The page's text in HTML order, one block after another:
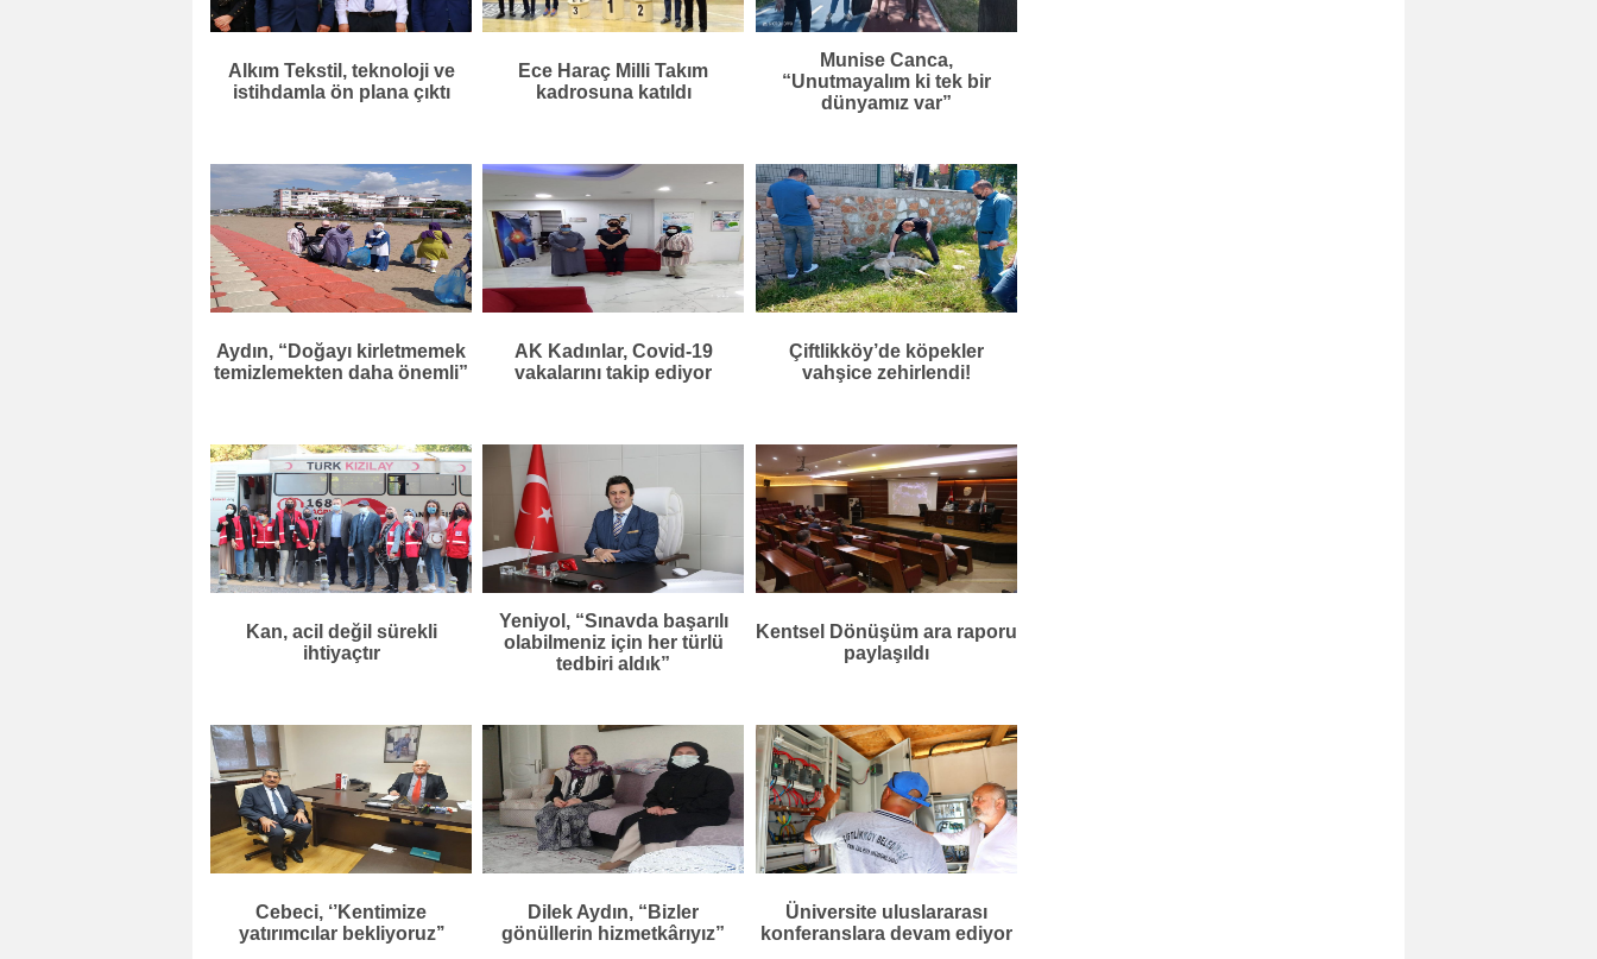
Alkım Tekstil, teknoloji ve
istihdamla ön plana çıktı
Ece Haraç Milli Takım
kadrosuna katıldı
Munise Canca,
“Unutmayalım ki tek bir
dünyamız var”
Aydın, “Doğayı kirletmemek
temizlemekten daha önemli”
AK Kadınlar, Covid-19
vakalarını takip ediyor
Çiftlikköy’de köpekler
vahşice zehirlendi!
Kan, acil değil sürekli
ihtiyaçtır
Yeniyol, “Sınavda başarılı
olabilmeniz için her türlü
tedbiri aldık”
Kentsel Dönüşüm ara raporu
paylaşıldı
Cebeci, ‘’Kentimize
yatırımcılar bekliyoruz’’
Dilek Aydın, “Bizler
gönüllerin hizmetkârıyız”
Üniversite uluslararası
konferanslara devam ediyor